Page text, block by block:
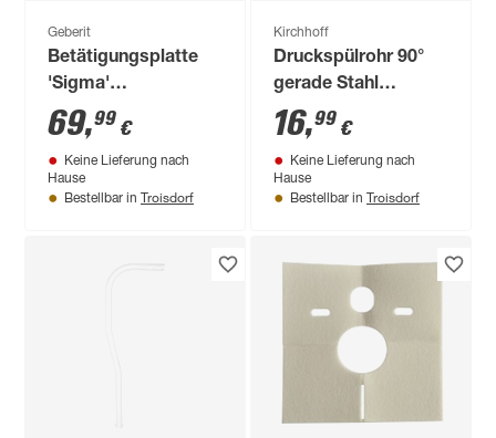
Geberit
Betätigungsplatte
'Sigma'
weiß/chromfarben,
für 1-Mengen-
Spülung
69,99 €
Keine Lieferung nach
Hause
Bestellbar in Troisdorf
Kirchhoff
Druckspülrohr 90°
gerade Stahl
verchromt Ø 28 x
700 x 200 mm
16,99 €
Keine Lieferung nach
Hause
Bestellbar in Troisdorf